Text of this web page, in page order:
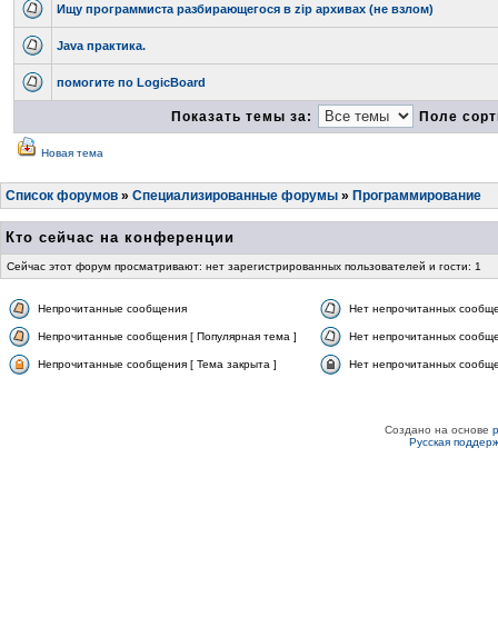
Ищу программиста разбирающегося в zip архивах (не взлом)
Java практика.
помогите по LogicBoard
Показать темы за: Поле
Новая тема
Список форумов » Специализированные форумы » Программирование
Кто сейчас на конференции
Сейчас этот форум просматривают: нет зарегистрированных пользователей и гости: 1
Непрочитанные сообщения Нет непрочитанных
Непрочитанные сообщения [ Популярная тема ] Нет непрочитанных
Непрочитанные сообщения [ Тема закрыта ] Нет непрочитанных
Создано на основе
Русская